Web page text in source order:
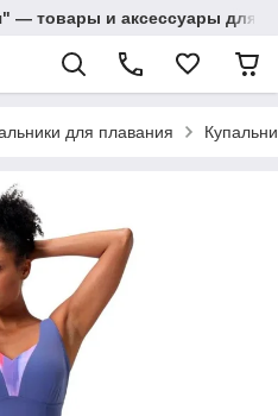
— товары и аксессуары для
для плавания